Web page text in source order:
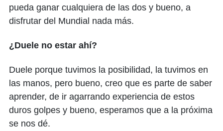
pueda ganar cualquiera de las dos y bueno, a
disfrutar del Mundial nada más.
¿Duele no estar ahí?
Duele porque tuvimos la posibilidad, la tuvimos en
las manos, pero bueno, creo que es parte de saber
aprender, de ir agarrando experiencia de estos
duros golpes y bueno, esperamos que a la próxima
se nos dé.